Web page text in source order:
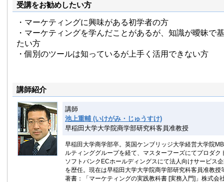
受講をお勧めしたい方
・マーケティングに興味がある初学者の方
・マーケティングを学んだことがあるが、知識が曖昧で
たい方
・個別のツールは知っているが上手く活用できない方
講師紹介
講師
池上重輔 (いけがみ・じゅうすけ)
早稲田大学大学院商学部研究科客員准教授
早稲田大学商学部卒。英国ケンブリッジ大学経営大学院
ルティンググループを経て、マスターフーズにてプロダク
ソフトバンクECホールディングスにて法人向けサービス
を歴任。現在は早稲田大学大学院商学部研究科客員准教授
著書：「マーケティングの実践教科書 [実務入門]」株式会